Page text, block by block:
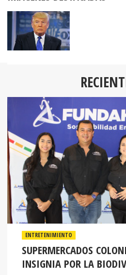
ENTRETENIMIENTO
SUPERMERCADOS
INSIGNIA POR LA